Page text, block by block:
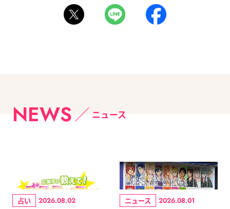
NEWS ニュース
占い 2026.08.02 ニュース 2026.08.01